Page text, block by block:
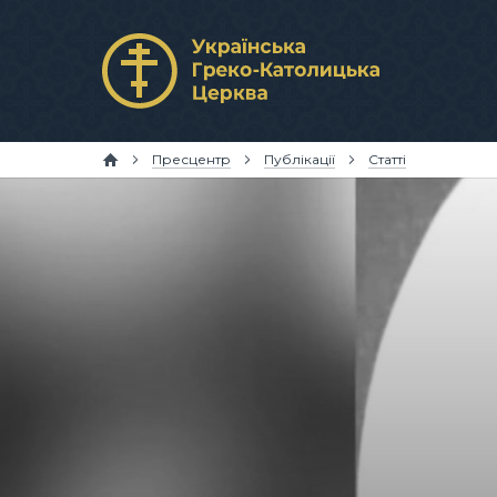
Пресцентр Публікації Статті